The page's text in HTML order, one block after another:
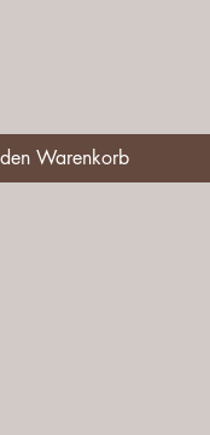
Warenkorb